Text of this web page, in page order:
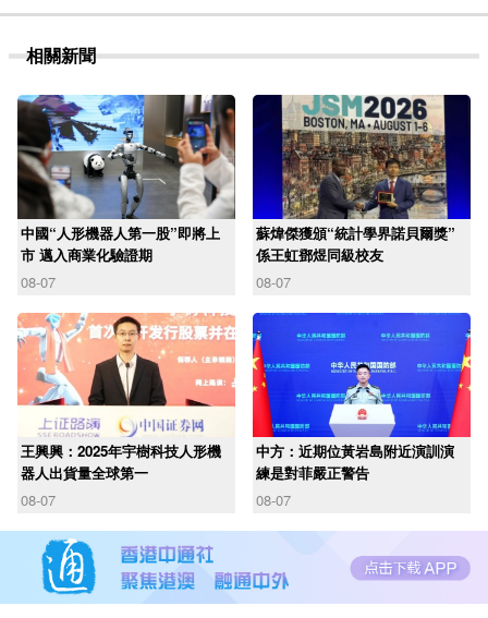
相關新聞
中國“人形機器人第一股”即將上
市 邁入商業化驗證期
08-07
蘇煒傑獲頒“統計學界諾貝爾獎”
係王虹鄧煜同級校友
08-07
王興興：2025年宇樹科技人形機
器人出貨量全球第一
08-07
中方：近期位黃岩島附近演訓演
練是對菲嚴正警告
08-07